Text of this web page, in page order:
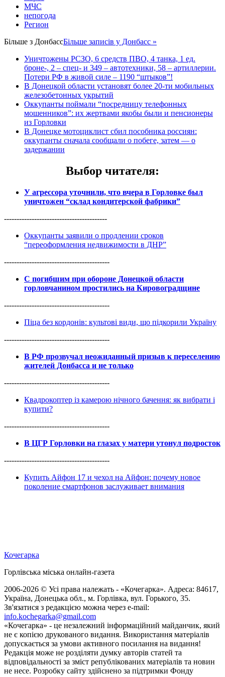
МЧС
непогода
Регион
Більше з ДонбассБільше записів у Донбасс »
Уничтожены РСЗО, 6 средств ПВО, 4 танка, 1 ед.
броне-, 2 – спец- и 349 – автотехники, 58 – артиллерии.
Потери РФ в живой силе – 1190 “штыков”!
В Донецкой области установят более 20-ти мобильных
железобетонных укрытий
Оккупанты поймали “посредницу телефонных
мошенников”: их жертвами якобы были и пенсионеры
из Горловки
В Донецке мотоциклист сбил пособника россиян:
оккупанты сначала сообщали о побеге, затем — о
задержании
Выбор читателя:
У агрессора уточнили, что вчера в Горловке был
уничтожен “склад кондитерской фабрики”
-----------------------------------------
Оккупанты заявили о продлении сроков
“переоформления недвижимости в ДНР”
------------------------------------------
С погибшим при обороне Донецкой области
горловчанином простились на Кировоградщине
------------------------------------------
Піца без кордонів: культові види, що підкорили Україну
------------------------------------------
В РФ прозвучал неожиданный призыв к переселению
жителей Донбасса и не только
------------------------------------------
Квадрокоптер із камерою нічного бачення: як вибрати і
купити?
------------------------------------------
В ЦГР Горловки на глазах у матери утонул подросток
------------------------------------------
Купить Айфон 17 и чехол на Айфон: почему новое
поколение смартфонов заслуживает внимания
Кочегарка
Горлівська міська онлайн-газета
2006-2026 © Усі права належать - «Кочегарка». Адреса: 84617,
Україна, Донецька обл., м. Горлівка, вул. Горького, 35.
Зв'язатися з редакцією можна через e-mail:
info.kochegarka@gmail.com
«Кочегарка» - це незалежний інформаційний майданчик, який
не є копією друкованого видання. Використання матеріалів
допускається за умови активного посилання на видання!
Редакція може не розділяти думку авторів статей та
відповідальності за зміст републікованих матеріалів та новин
не несе. Розробку сайту здійснено за підтримки Фонду